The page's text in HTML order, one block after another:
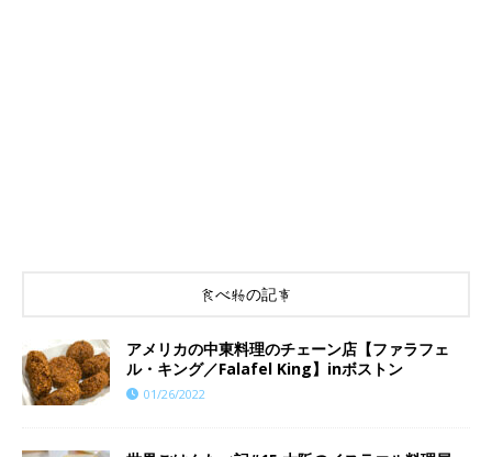
食べ物の記事
アメリカの中東料理のチェーン店【ファラフェ
ル・キング／Falafel King】inボストン
01/26/2022